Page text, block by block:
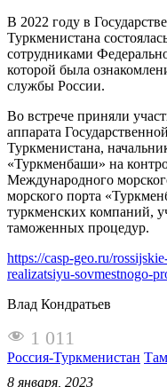
В 2022 году в
Туркменистана
сотрудниками
которой была
службы России.
Во встрече приняли
аппарата
Туркменистана,
«Туркменбаши» на
Международного
морского порта
туркменских компаний,
таможенных процедур.
https://casp-geo.ru/
realizatsiyu-sovmestnogo-
Влад Кондратьев
1 011
Россия-Туркменистан
8 января, 2023